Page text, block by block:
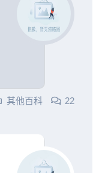
其他百科 22